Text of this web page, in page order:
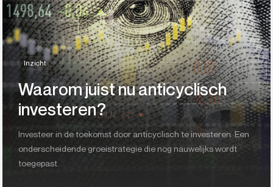
Inzicht
Waarom juist nu anticyclisch
investeren?
Investeer in de toekomst door anticyclisch te investeren. Een
onderscheidende groeistrategie die nog nauwelijks wordt
toegepast.